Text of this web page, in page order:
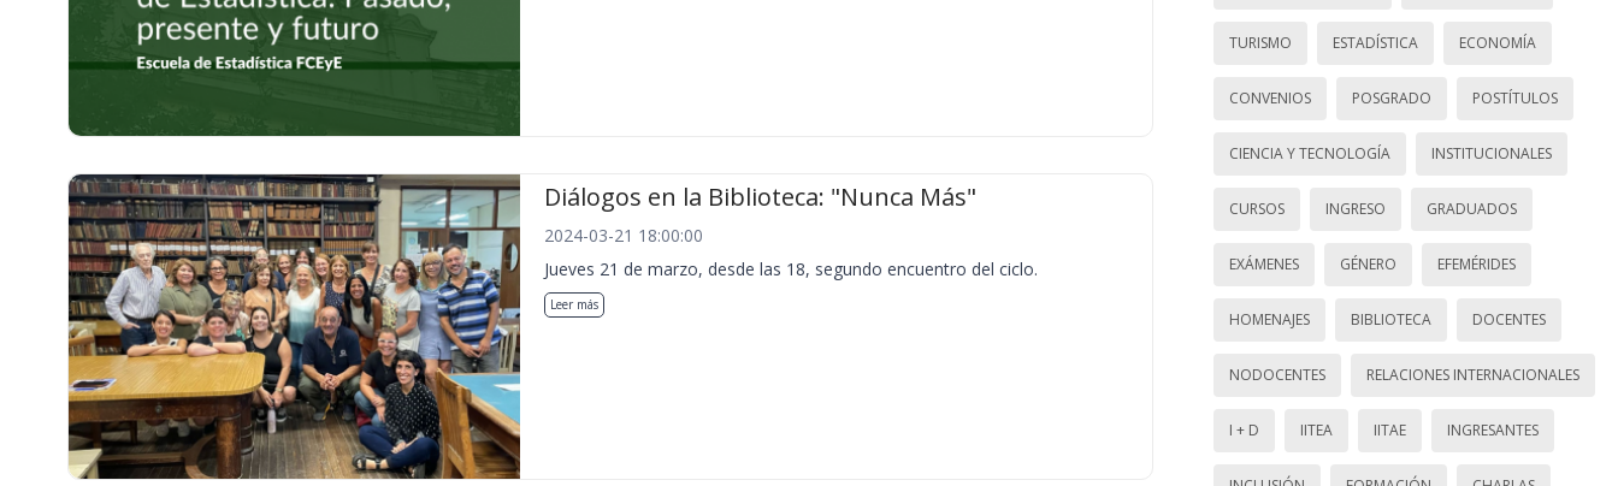
Diálogos en la Biblioteca: "Nunca Más"
2024-03-21 18:00:00
Jueves 21 de marzo, desde las 18, segundo encuentro del ciclo.
Leer más
TURISMO ESTADÍSTICA ECONOMÍA
CONVENIOS POSGRADO POSTÍTULOS
CIENCIA Y TECNOLOGÍA INSTITUCIONALES
CURSOS INGRESO GRADUADOS
EXÁMENES GÉNERO EFEMÉRIDES
HOMENAJES BIBLIOTECA DOCENTES
NODOCENTES RELACIONES INTERNACIONALES
I + D IITEA IITAE INGRESANTES